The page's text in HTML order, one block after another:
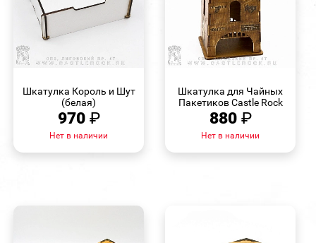
Шкатулка Король и Шут
(белая)
970 ₽
Нет в наличии
Шкатулка для Чайных
Пакетиков Castle Rock
880 ₽
Нет в наличии